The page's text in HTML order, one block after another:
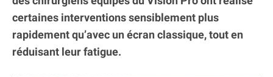
certaines interventions sensiblement plus
rapidement qu’avec un écran classique, tout en
réduisant leur fatigue.